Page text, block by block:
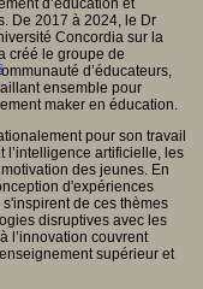
d’éducation et
De 2017 à 2024, le Dr
Concordia sur la
créé le groupe de
d’éducateurs,
ensemble pour
maker en éducation.
pour son travail
l’intelligence artificielle, les
des jeunes. En
d'expériences
de ces thèmes
disruptives avec les
l’innovation couvrent
supérieur et